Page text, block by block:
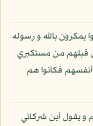
يمكرون بالله و رسوله
قبلهم من مستكبري
فكانوا هم
و يقول أين شركائي